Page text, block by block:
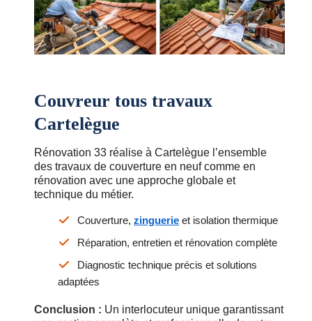
Couvreur tous travaux
Cartelègue
Rénovation 33 réalise à Cartelègue l’ensemble
des travaux de couverture en neuf comme en
rénovation avec une approche globale et
technique du métier.
Couverture, zinguerie et isolation thermique
Réparation, entretien et rénovation complète
Diagnostic technique précis et solutions
adaptées
Conclusion : Un interlocuteur unique garantissant